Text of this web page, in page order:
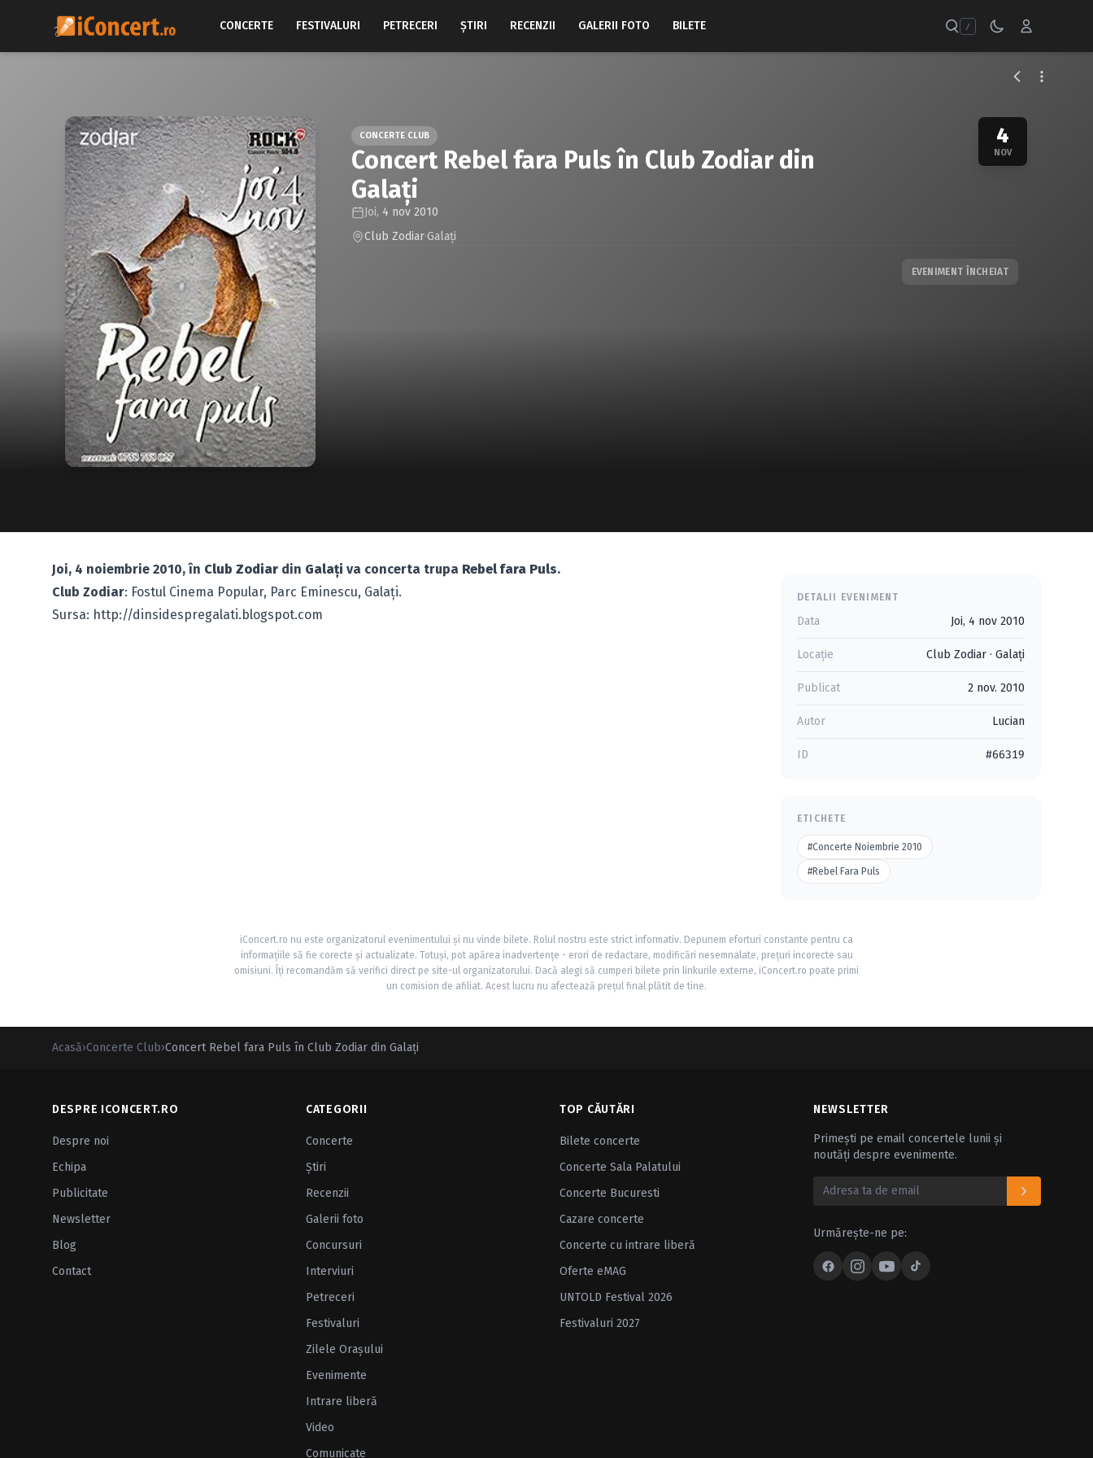
CONCERTE FESTIVALURI PETRECERI ŞTIRI RECENZII GALERII FOTO BILETE /
4
NOV
CONCERTE CLUB
Concert Rebel fara Puls în Club Zodiar din
Galaţi
Joi, 4 nov 2010
Club Zodiar·Galaţi
EVENIMENT ÎNCHEIAT
Joi, 4 noiembrie 2010, în Club Zodiar din Galaţi va concerta trupa Rebel fara Puls.
Club Zodiar: Fostul Cinema Popular, Parc Eminescu, Galaţi.
Sursa: http://dinsidespregalati.blogspot.com
DETALII EVENIMENT
Data Joi, 4 nov 2010
Locație Club Zodiar · Galaţi
Publicat 2 nov. 2010
Autor Lucian
ID #66319
ETICHETE
#Concerte Noiembrie 2010
#Rebel Fara Puls
iConcert.ro nu este organizatorul evenimentului și nu vinde bilete. Rolul nostru este strict informativ. Depunem eforturi constante pentru ca
informațiile să fie corecte și actualizate. Totuși, pot apărea inadvertențe - erori de redactare, modificări nesemnalate, prețuri incorecte sau
omisiuni. Îți recomandăm să verifici direct pe site-ul organizatorului. Dacă alegi să cumperi bilete prin linkurile externe, iConcert.ro poate primi
un comision de afiliat. Acest lucru nu afectează prețul final plătit de tine.
Acasă›Concerte Club›Concert Rebel fara Puls în Club Zodiar din Galaţi
DESPRE ICONCERT.RO
Despre noi
Echipa
Publicitate
Newsletter
Blog
Contact
CATEGORII
Concerte
Ştiri
Recenzii
Galerii foto
Concursuri
Interviuri
Petreceri
Festivaluri
Zilele Oraşului
Evenimente
Intrare liberă
Video
Comunicate
TOP CĂUTĂRI
Bilete concerte
Concerte Sala Palatului
Concerte Bucuresti
Cazare concerte
Concerte cu intrare liberă
Oferte eMAG
UNTOLD Festival 2026
Festivaluri 2027
NEWSLETTER
Primești pe email concertele lunii și
noutăți despre evenimente.
Urmărește-ne pe: